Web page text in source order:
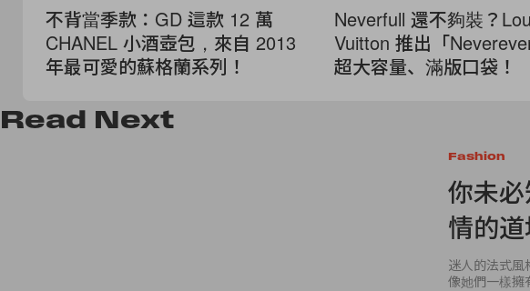
不背當季款：GD 這款 12 萬
CHANEL 小酒壺包，來自 2013
年最可愛的蘇格蘭系列！
Neverfull 還不夠裝？
Vuitton 推出「
超大容量、滿版口袋！
Read Next
Fashion
你未
情的
迷人的法式
像她們一樣擁